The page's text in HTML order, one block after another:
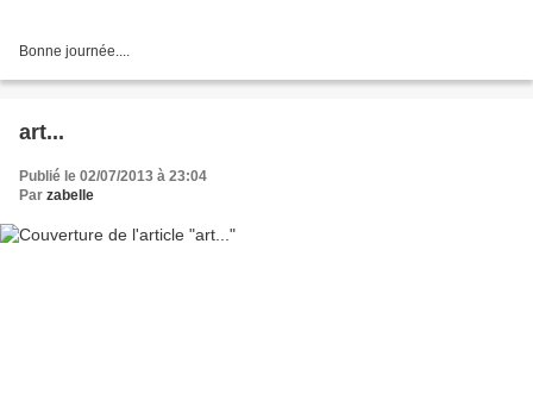
Bonne journée....
art...
Publié le 02/07/2013 à 23:04
Par zabelle